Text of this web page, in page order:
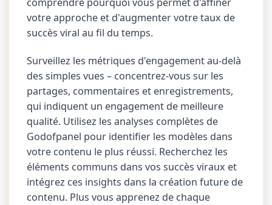
votre approche et d'augmenter votre taux de
succès viral au fil du temps.
Surveillez les métriques d'engagement au-delà
des simples vues – concentrez-vous sur les
partages, commentaires et enregistrements,
qui indiquent un engagement de meilleure
qualité. Utilisez les analyses complètes de
Godofpanel pour identifier les modèles dans
votre contenu le plus réussi. Recherchez les
éléments communs dans vos succès viraux et
intégrez ces insights dans la création future de
contenu. Plus vous apprenez de chaque